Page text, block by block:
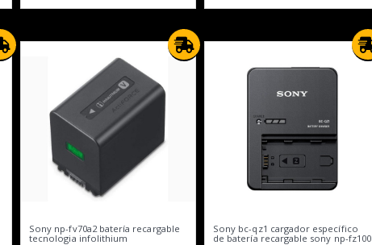
Sony np-fv70a2 batería recargable
tecnologia infolithium
Sony bc-qz1 cargador específico
de batería recargable sony np-fz100